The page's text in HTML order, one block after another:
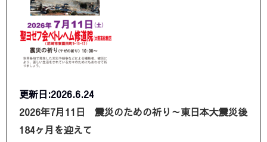
更新日:2026.6.24
2026年7月11日 震災のための祈り～東日本大震災後
184ヶ月を迎えて